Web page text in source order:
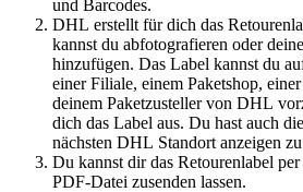
und Barcodes.
DHL erstellt für dich das
kannst du abfotografieren oder
hinzufügen. Das Label kannst du
einer Filiale, einem Paketshop,
deinem Paketzusteller von DHL
dich das Label aus. Du hast auch
nächsten DHL Standort anzeigen zu
Du kannst dir das Retourenlabel
PDF-Datei zusenden lassen.